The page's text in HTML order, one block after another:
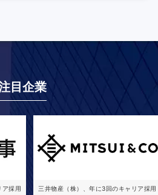
目企業
ア採用
三井物産（株）、年に3回のキャリア採用